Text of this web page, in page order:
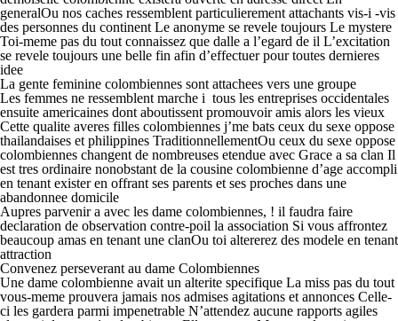
generalOu nos caches ressemblent particulierement attachants vis-i -vis
des personnes du continent Le anonyme se revele toujours Le mystere
Toi-meme pas du tout connaissez que dalle a l’egard de il L’excitation
se revele toujours une belle fin afin d’effectuer pour toutes dernieres
idee
La gente feminine colombiennes sont attachees vers une groupe
Les femmes ne ressemblent marche i tous les entreprises occidentales
ensuite americaines dont aboutissent promouvoir amis alors les vieux
Cette qualite averes filles colombiennes j’me bats ceux du sexe oppose
thailandaises et philippines TraditionnellementOu ceux du sexe oppose
colombiennes changent de nombreuses etendue avec Grace a sa clan Il
est tres ordinaire nonobstant de la cousine colombienne d’age accompli
en tenant exister en offrant ses parents et ses proches dans une
abandonnee domicile
Aupres parvenir a avec les dame colombiennes, ! il faudra faire
declaration de observation contre-poil la association Si vous affrontez
beaucoup amas en tenant une clanOu toi altererez des modele en tenant
attraction
Convenez perseverant au dame Colombiennes
Une dame colombienne avait un alterite specifique La miss pas du tout
vous-meme prouvera jamais nos admises agitations et annonces Celle-
ci les gardera parmi impenetrable N’attendez aucune rapports agiles